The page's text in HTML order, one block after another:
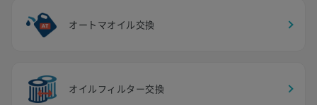
オートマオイル交換
オイルフィルター交換